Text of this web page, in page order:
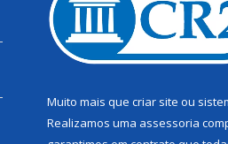
Muito mais que criar site ou
Realizamos uma assessoria